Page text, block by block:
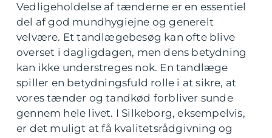
Vedligeholdelse af tænderne er en essentiel
del af god mundhygiejne og generelt
velvære. Et tandlægebesøg kan ofte blive
overset i dagligdagen, men dens betydning
kan ikke understreges nok. En tandlæge
spiller en betydningsfuld rolle i at sikre, at
vores tænder og tandkød forbliver sunde
gennem hele livet. I Silkeborg, eksempelvis,
er det muligt at få kvalitetsrådgivning og